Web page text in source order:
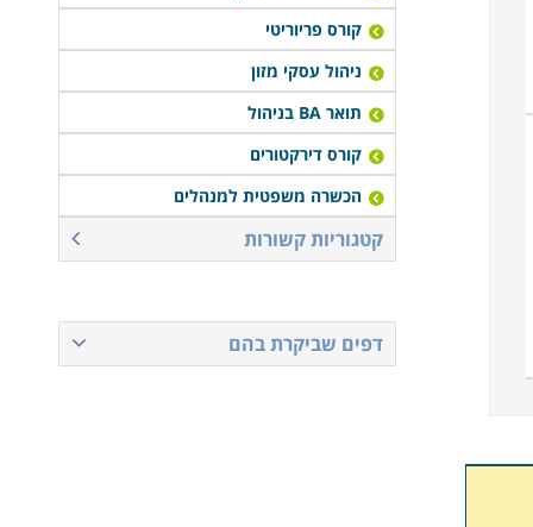
קורס פריוריטי
ניהול עסקי מזון
תואר BA בניהול
קורס דירקטורים
הכשרה משפטית למנהלים
קטגוריות קשורות
דפים שביקרת בהם